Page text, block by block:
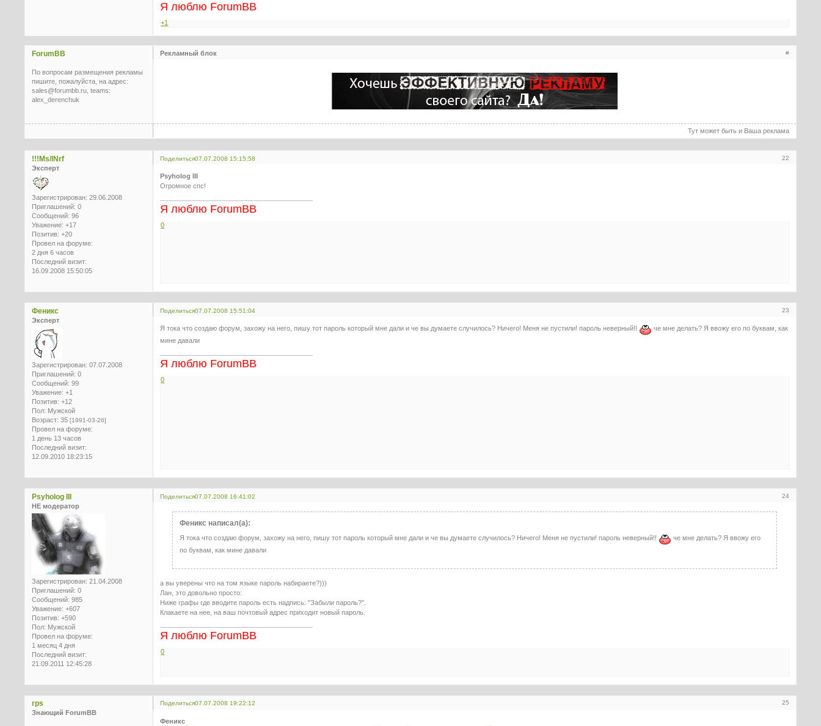
Я люблю ForumBB
+1
#
Рекламный блок
ForumBB
По вопросам размещения рекламы
пишите, пожалуйста, на адрес:
sales@forumbb.ru, teams:
alex_derenchuk
Тут может быть и Ваша реклама
Поделиться 22
07.07.2008 15:15:58
!!!Ms/INrf
Эксперт
Зарегистрирован: 29.06.2008
Приглашений: 0
Сообщений: 96
Уважение: +17
Позитив: +20
Провел на форуме:
2 дня 6 часов
Последний визит:
16.09.2008 15:50:05
Psyholog III
Огромное спс!
Я люблю ForumBB
0
Поделиться 23
07.07.2008 15:51:04
Феникс
Эксперт
Зарегистрирован: 07.07.2008
Приглашений: 0
Сообщений: 99
Уважение: +1
Позитив: +12
Пол: Мужской
Возраст: 35[1991-03-26]
Провел на форуме:
1 день 13 часов
Последний визит:
12.09.2010 18:23:15
Я тока что создаю форум, захожу на него, пишу тот пароль который мне дали и че вы думаете случилось? Ничего! Меня не пустили! пароль неверный!!
че мне делать? Я ввожу его по буквам, как
мине давали
Я люблю ForumBB
0
Поделиться 24
07.07.2008 16:41:02
Psyholog III
НЕ модератор
Зарегистрирован: 21.04.2008
Приглашений: 0
Сообщений: 985
Уважение: +607
Позитив: +590
Пол: Мужской
Провел на форуме:
1 месяц 4 дня
Последний визит:
21.09.2011 12:45:28
Феникс написал(а):
Я тока что создаю форум, захожу на него, пишу тот пароль который мне дали и че вы думаете случилось? Ничего! Меня не пустили! пароль неверный!!
че мне делать? Я ввожу его
по буквам, как мине давали
а вы уверены что на том языке пароль набираете?)))
Лан, это довольно просто:
Ниже графы где вводите пароль есть надпись: "Забыли пароль?".
Клакаете на нее, на ваш почтовый адрес приходит новый пароль.
Я люблю ForumBB
0
Поделиться 25
07.07.2008 19:22:12
rps
Знающий ForumBB
Феникс